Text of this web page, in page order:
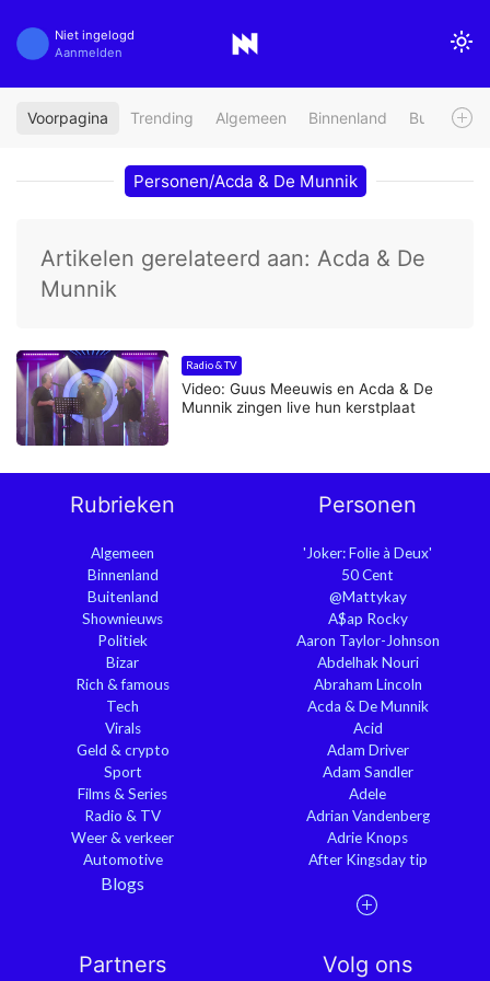
Niet ingelogd
Aanmelden
Voorpagina Trending Algemeen Binnenland Buitenland
Personen/Acda & De Munnik
Artikelen gerelateerd aan: Acda & De
Munnik
Radio & TV
Video: Guus Meeuwis en Acda & De
Munnik zingen live hun kerstplaat
Rubrieken
Algemeen
Binnenland
Buitenland
Shownieuws
Politiek
Bizar
Rich & famous
Tech
Virals
Geld & crypto
Sport
Films & Series
Radio & TV
Weer & verkeer
Automotive
Blogs
Personen
'Joker: Folie à Deux'
50 Cent
@Mattykay
A$ap Rocky
Aaron Taylor-Johnson
Abdelhak Nouri
Abraham Lincoln
Acda & De Munnik
Acid
Adam Driver
Adam Sandler
Adele
Adrian Vandenberg
Adrie Knops
After Kingsday tip
Partners Volg ons